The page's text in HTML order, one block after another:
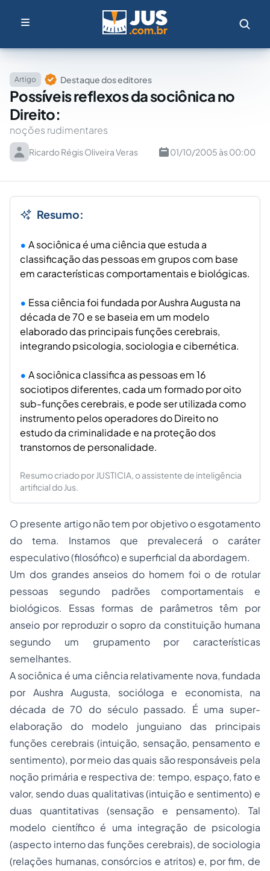
Artigo Destaque dos editores
Possíveis reflexos da sociônica no
Direito:
noções rudimentares
Ricardo Régis Oliveira Veras 01/10/2005 às 00:00
Resumo:
A sociônica é uma ciência que estuda a
classificação das pessoas em grupos com base
em características comportamentais e biológicas.
Essa ciência foi fundada por Aushra Augusta na
década de 70 e se baseia em um modelo
elaborado das principais funções cerebrais,
integrando psicologia, sociologia e cibernética.
A sociônica classifica as pessoas em 16
sociotipos diferentes, cada um formado por oito
sub-funções cerebrais, e pode ser utilizada como
instrumento pelos operadores do Direito no
estudo da criminalidade e na proteção dos
transtornos de personalidade.
Resumo criado por JUSTICIA, o assistente de inteligência
artificial do Jus.
O presente artigo não tem por objetivo o esgotamento
do tema. Instamos que prevalecerá o caráter
especulativo (filosófico) e superficial da abordagem.
Um dos grandes anseios do homem foi o de rotular
pessoas segundo padrões comportamentais e
biológicos. Essas formas de parâmetros têm por
anseio por reproduzir o sopro da constituição humana
segundo um grupamento por características
semelhantes.
A sociônica é uma ciência relativamente nova, fundada
por Aushra Augusta, socióloga e economista, na
década de 70 do século passado. É uma super-
elaboração do modelo junguiano das principais
funções cerebrais (intuição, sensação, pensamento e
sentimento), por meio das quais são responsáveis pela
noção primária e respectiva de: tempo, espaço, fato e
valor, sendo duas qualitativas (intuição e sentimento) e
duas quantitativas (sensação e pensamento). Tal
modelo científico é uma integração de psicologia
(aspecto interno das funções cerebrais), de sociologia
(relações humanas, consórcios e atritos) e, por fim, de